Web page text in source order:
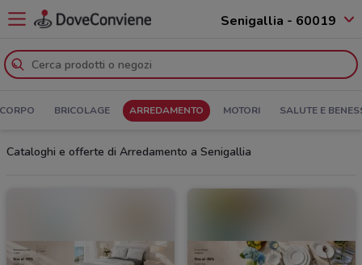
Senigallia - 60019
BRICOLAGE ARREDAMENTO MOTORI SALUTE E
Cataloghi e offerte di Arredamento a Senigallia